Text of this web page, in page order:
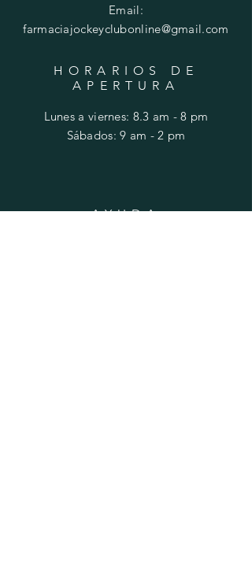
Email:
farmaciajockeyclubonline@gmail.com
HORARIOS DE
APERTURA
Lunes a viernes: 8.3 am - 8 pm
​​Sábados: 9 am - 2 pm
AYUDA